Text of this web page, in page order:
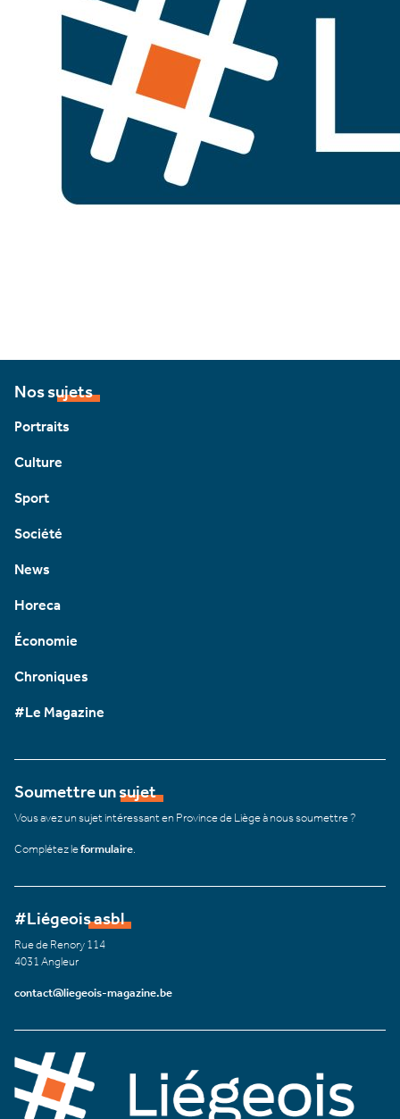
Nos sujets
Portraits
Culture
Sport
Société
News
Horeca
Économie
Chroniques
#Le Magazine
Soumettre un sujet
Vous avez un sujet intéressant en Province de Liège à nous soumettre ?
Complétez leformulaire
#Liégeois asbl
Rue de Renory 114
4031 Angleur
contact@liegeois-magazine.be